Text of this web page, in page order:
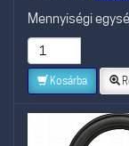
Mennyiségi
Kosárba